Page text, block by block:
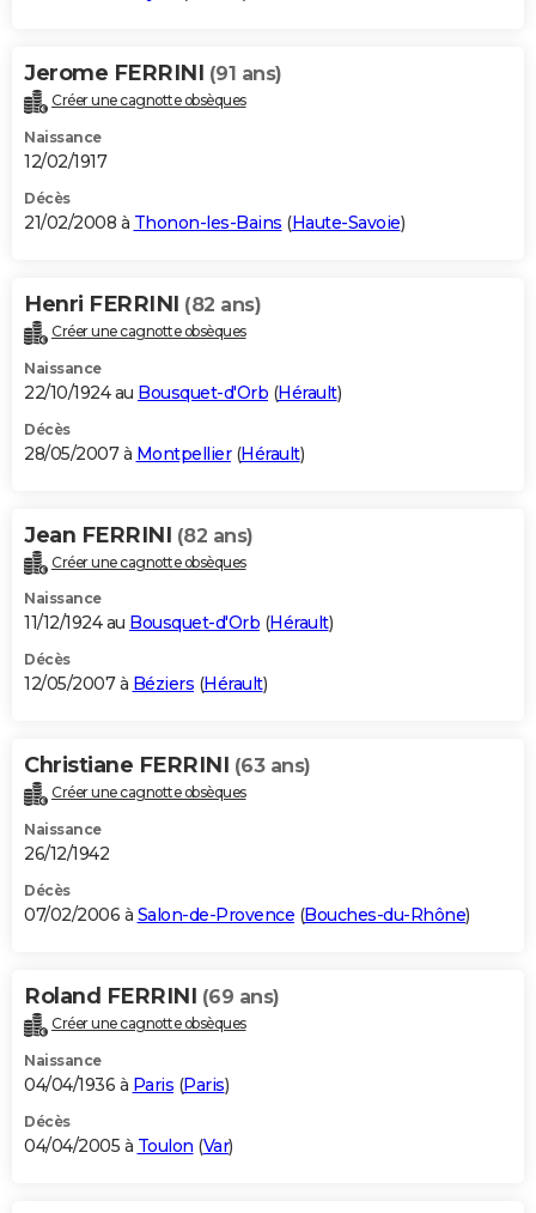
Jerome FERRINI (91 ans)
Créer une cagnotte obsèques
Naissance
12/02/1917
Décès
21/02/2008 à Thonon-les-Bains (Haute-Savoie)
Henri FERRINI (82 ans)
Créer une cagnotte obsèques
Naissance
22/10/1924 au Bousquet-d'Orb (Hérault)
Décès
28/05/2007 à Montpellier(Hérault)
Jean FERRINI (82 ans)
Créer une cagnotte obsèques
Naissance
11/12/1924 au Bousquet-d'Orb (Hérault)
Décès
12/05/2007 à Béziers (Hérault)
Christiane FERRINI (63 ans)
Créer une cagnotte obsèques
Naissance
26/12/1942
Décès
07/02/2006 à Salon-de-Provence (Bouches-du-Rhône)
Roland FERRINI (69 ans)
Créer une cagnotte obsèques
Naissance
04/04/1936 à Paris (Paris)
Décès
04/04/2005 à Toulon (Var)